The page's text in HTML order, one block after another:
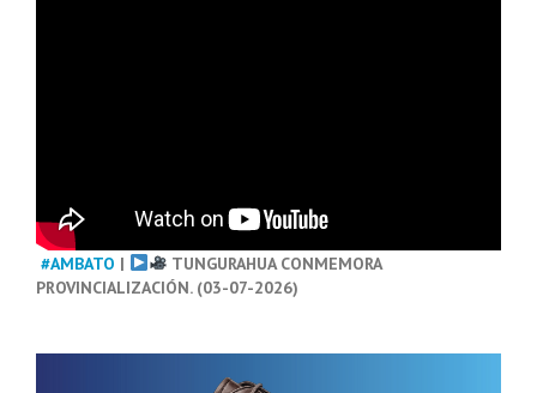
#AMBATO |
TUNGURAHUA CONMEMORA
PROVINCIALIZACIÓN. (03-07-2026)